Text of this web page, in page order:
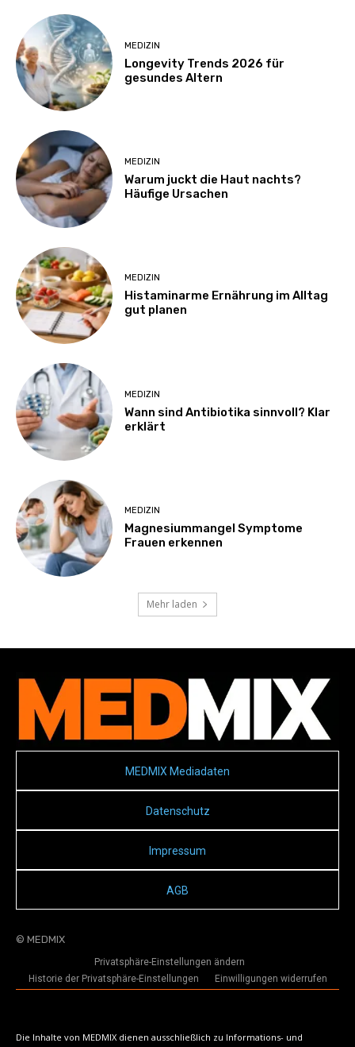
MEDIZIN
Longevity Trends 2026 für
gesundes Altern
MEDIZIN
Warum juckt die Haut nachts?
Häufige Ursachen
MEDIZIN
Histaminarme Ernährung im Alltag
gut planen
MEDIZIN
Wann sind Antibiotika sinnvoll? Klar
erklärt
MEDIZIN
Magnesiummangel Symptome
Frauen erkennen
Mehr laden
MEDMIX Mediadaten
Datenschutz
Impressum
AGB
© MEDMIX
Privatsphäre-Einstellungen ändern
Historie der Privatsphäre-Einstellungen
Einwilligungen widerrufen
Die Inhalte von MEDMIX dienen ausschließlich zu Informations- und